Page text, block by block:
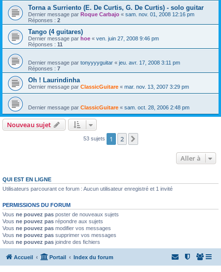
Torna a Surriento (E. De Curtis, G. De Curtis) - solo guitar
Dernier message par Roque Carbajo « sam. nov. 01, 2008 12:16 pm
Réponses : 2
Tango (4 guitares)
Dernier message par hoe « ven. juin 27, 2008 9:46 pm
Réponses : 11
Dernier message par tonyyyyguitar « jeu. avr. 17, 2008 3:11 pm
Réponses : 7
Oh ! Laurindinha
Dernier message par ClassicGuitare « mar. nov. 13, 2007 3:29 pm
Dernier message par ClassicGuitare « sam. oct. 28, 2006 2:48 pm
Nouveau sujet
53 sujets 1 2
Aller à
QUI EST EN LIGNE
Utilisateurs parcourant ce forum : Aucun utilisateur enregistré et 1 invité
PERMISSIONS DU FORUM
Vous ne pouvez pas poster de nouveaux sujets
Vous ne pouvez pas répondre aux sujets
Vous ne pouvez pas modifier vos messages
Vous ne pouvez pas supprimer vos messages
Vous ne pouvez pas joindre des fichiers
Accueil Portail Index du forum